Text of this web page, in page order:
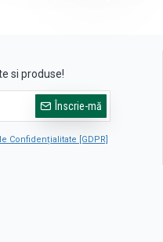
si produse!
Înscrie-mă
Confidențialitate [GDPR]